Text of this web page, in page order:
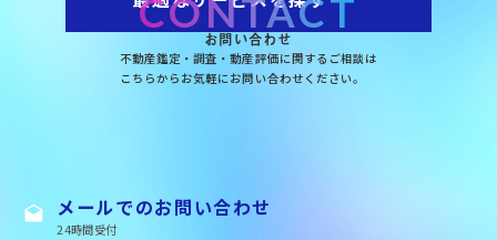
CONTACT
お問い合わせ
不動産鑑定・調査・動産評価に関するご相談は
こちらからお気軽にお問い合わせください。
メールでのお問い合わせ
24時間受付